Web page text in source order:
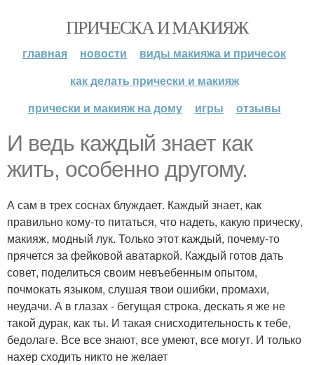
ПРИЧЕСКА И МАКИЯЖ
главная новости
виды макияжа и причесок
как делать прически и макияж
прически и макияж на дому
игры отзывы
И ведь каждый знает как
жить, особенно другому.
А сам в трех соснах блуждает. Каждый знает, как
правильно кому-то питаться, что надеть, какую прическу,
макияж, модный лук. Только этот каждый, почему-то
прячется за фейковой аватаркой. Каждый готов дать
совет, поделиться своим невъебенным опытом,
почмокать языком, слушая твои ошибки, промахи,
неудачи. А в глазах - бегущая строка, дескать я же не
такой дурак, как ты. И такая снисходительность к тебе,
бедолаге. Все все знают, все умеют, все могут. И только
нахер сходить никто не желает